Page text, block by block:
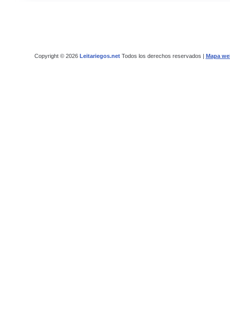
Copyright © 2026 Leitariegos.netTodos los derechos reservados | Mapa